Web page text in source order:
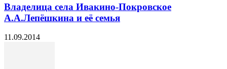
Владелица села Ивакино-Покровское
А.А.Лепёшкина и её семья
11.09.2014